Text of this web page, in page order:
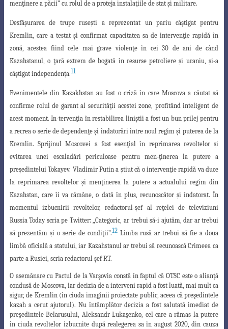
menţinere a păcii” cu rolul de a proteja instalaţiile de stat şi militare.
Desfăşurarea de trupe ruseşti a reprezentat un pariu câştigat pentru
Kremlin, care a testat şi confirmat capacitatea sa de intervenţie rapidă în
zonă, acestea fiind cele mai grave violenţe în cei 30 de ani de când
Kazahstanul, o ţară extrem de bogată în resurse petroliere şi uraniu, şi-a
câştigat independenţa.11
Evenimentele din Kazakhstan au fost o criză în care Moscova a căutat să
confirmerolul de garant al securităţii acestei zone, profitând inteligent de
acest moment. In-tervenţia în restabilirea liniştii a fost un bun prilej pentru
a recrea o serie de dependenţe şi îndatorări între noul regim şi puterea de la
Kremlin. Sprijinul Moscovei a fostesenţial în reprimarea revoltelor şi
evitarea unei escaladări periculoase pentru men-ţinerea la putere a
preşedintelui Tokayev. Vladimir Putin a ştiut că o intervenţie rapidă va duce
la reprimarea revoltelor şi menţinerea la putere a actualului regimdin
Kazahstan, care îi va rămâne, o dată în plus, recunoscător şi îndatorat. În
momentulizbucnirii revoltelor, redactorul-şef al reţelei de televiziuni
Russia Today scria pe Twitter: „Categoric, ar trebui să-i ajutăm, dar ar trebui
să prezentăm şi o serie de condiţii”.12Limba rusă ar trebui să fie a doua
limbă oficială a statului, iar Kazahstanul ar trebui să recunoască Crimeea ca
parte a Rusiei, scria redactorul şef RT.
O asemănare cu Pactul de la Varşovia constă în faptul că OTSC este o alianţă
condusă de Moscova, iar decizia de a interveni rapid a fost luată, mai mult ca
sigur, de Kremlin (în ciuda imaginii proiectate public, aceea că preşedintele
kazah a cerut ajutorul). Nu întâmplător decizia a fost salutată imediat de
preşedintele Belarusului, Aleksandr Lukaşenko, cel care a rămas la putere
în ciuda revoltelor izbucnite după realegerea sa în august 2020, din cauza